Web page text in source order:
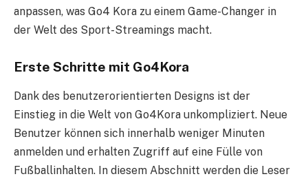
anpassen, was Go4 Kora zu einem Game-Changer in
der Welt des Sport-Streamings macht.
Erste Schritte mit Go4Kora
Dank des benutzerorientierten Designs ist der
Einstieg in die Welt von Go4Kora unkompliziert. Neue
Benutzer können sich innerhalb weniger Minuten
anmelden und erhalten Zugriff auf eine Fülle von
Fußballinhalten. In diesem Abschnitt werden die Leser